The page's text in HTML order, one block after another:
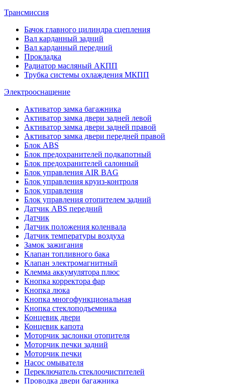
Трансмиссия
Бачок главного цилиндра сцепления
Вал карданный задний
Вал карданный передний
Прокладка
Радиатор масляный АКПП
Трубка системы охлаждения МКПП
Электрооснащение
Активатор замка багажника
Активатор замка двери задней левой
Активатор замка двери задней правой
Активатор замка двери передней правой
Блок ABS
Блок предохранителей подкапотный
Блок предохранителей салонный
Блок управления AIR BAG
Блок управления круиз-контроля
Блок управления
Блок управления отопителем задний
Датчик ABS передний
Датчик
Датчик положения коленвала
Датчик температуры воздуха
Замок зажигания
Клапан топливного бака
Клапан электромагнитный
Клемма аккумулятора плюс
Кнопка корректора фар
Кнопка люка
Кнопка многофункциональная
Кнопка стеклоподъемника
Концевик двери
Концевик капота
Моторчик заслонки отопителя
Моторчик печки задний
Моторчик печки
Насос омывателя
Переключатель стеклоочистителей
Проводка двери багажника